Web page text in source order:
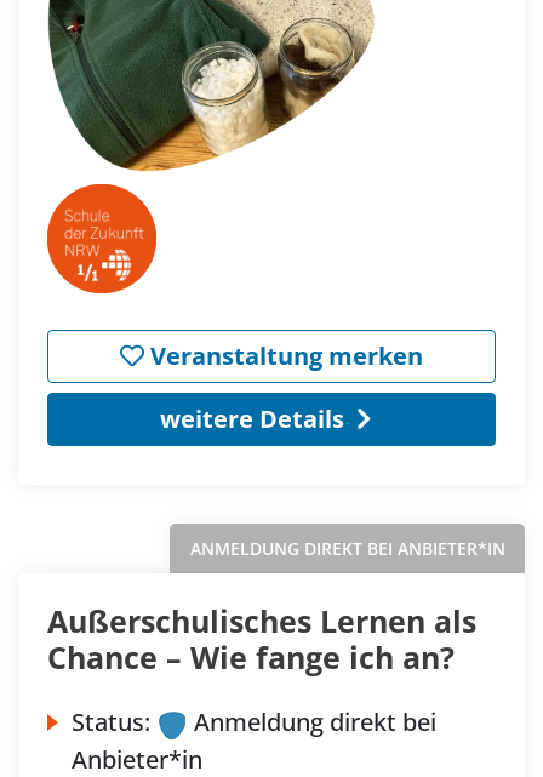
Veranstaltung merken
weitere Details
ANMELDUNG DIREKT BEI ANBIETER*IN
Außerschulisches Lernen als
Chance – Wie fange ich an?
Status:
Anmeldung direkt bei
Anbieter*in